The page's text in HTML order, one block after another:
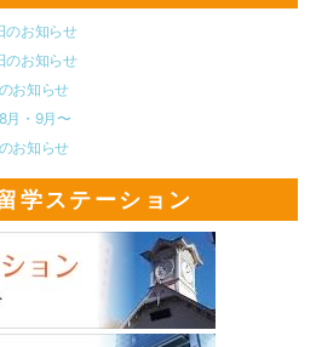
お知らせ
お知らせ
お知らせ
月・9月〜
お知らせ
学ステーション